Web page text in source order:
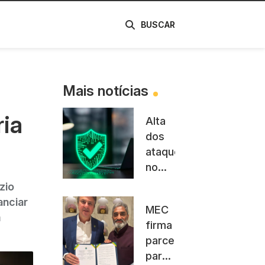
BUSCAR
Mais notícias
Alta
dos
ataques
no
de IA
elevam
alerta
na
MEC
firma
parceria
para